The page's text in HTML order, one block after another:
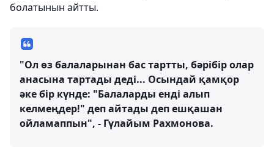
болатынын айтты.
"Ол өз балаларынан бас тартты, бәрібір олар
анасына тартады деді... Осындай қамқор
әке бір күнде: "Балаларды енді алып
келмеңдер!" деп айтады деп ешқашан
ойламаппын", - Гүлайым Рахмонова.